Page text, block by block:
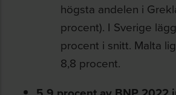
högsta andelen i
procent). I Sverige
procent i snitt. Malta
8,8 procent.